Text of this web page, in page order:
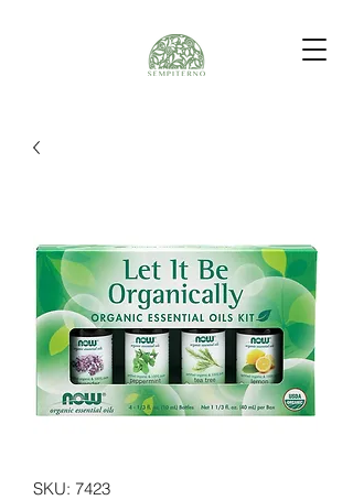
SKU: 7423